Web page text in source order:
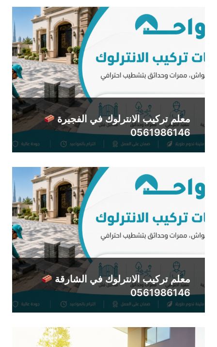
معلم تركيب الانترلوك في الفجيرة
0561986146
معلم تركيب الانترلوك في الشارقة
0561986146